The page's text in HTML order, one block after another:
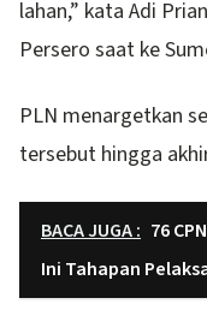
lahan,” kata Adi
Persero saat ke
PLN menargetkan
tersebut hingga
BACA JUGA : 76
Ini Tahapan